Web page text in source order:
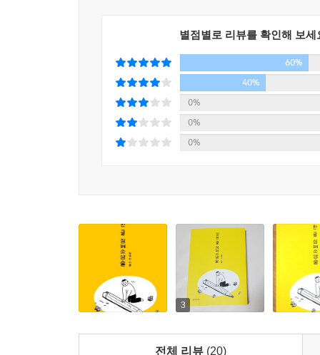
테이블의 대화에서 소재의 힌트를 얻었고, 처음
되는 글쓰기’에 관해서도 깨달았다.
결국 망한 글을 심폐 소생하는 것은 처음부터
단어들을 메모하며, 공들여 선택한 낱말을 모아
글을 쓸 수 있는 원동력이다.
들여다보는 것부터 주위의 사물과 사연들을 글감
쓰기 위해 모은 재료 중 옥석을 구분하고 분량에
장르의 방송 글을 썼던 지은이의 경험을 토대로
만들기’ 편은 글쓰기를 지속할 수 있는 법, 나
고민한 흔적이 보인다.
별점별로 리뷰를 확인해 보세
60%
40%
0%
0%
0%
3
전체 리뷰 (20)